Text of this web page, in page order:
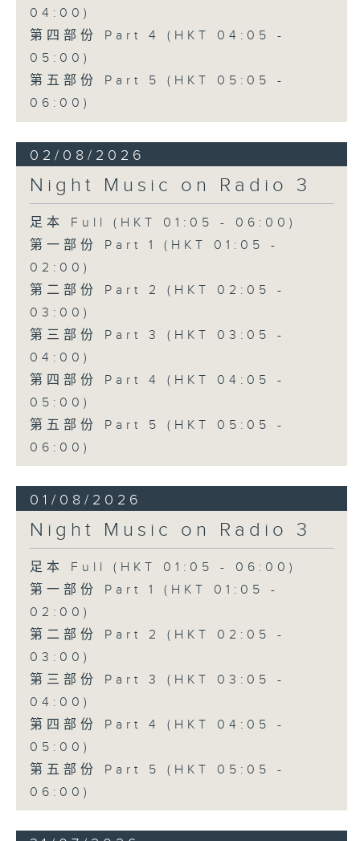
04:00)
第四部份 Part 4 (HKT 04:05 -
05:00)
第五部份 Part 5 (HKT 05:05 -
06:00)
02/08/2026
Night Music on Radio 3
足本 Full (HKT 01:05 - 06:00)
第一部份 Part 1 (HKT 01:05 -
02:00)
第二部份 Part 2 (HKT 02:05 -
03:00)
第三部份 Part 3 (HKT 03:05 -
04:00)
第四部份 Part 4 (HKT 04:05 -
05:00)
第五部份 Part 5 (HKT 05:05 -
06:00)
01/08/2026
Night Music on Radio 3
足本 Full (HKT 01:05 - 06:00)
第一部份 Part 1 (HKT 01:05 -
02:00)
第二部份 Part 2 (HKT 02:05 -
03:00)
第三部份 Part 3 (HKT 03:05 -
04:00)
第四部份 Part 4 (HKT 04:05 -
05:00)
第五部份 Part 5 (HKT 05:05 -
06:00)